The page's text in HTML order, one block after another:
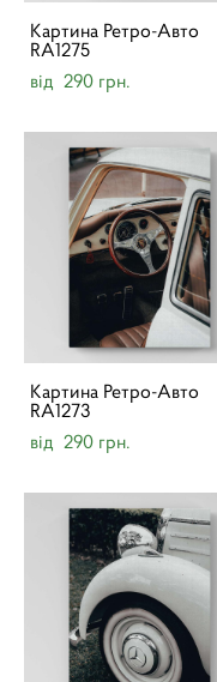
Картина Ретро-Авто
RA1275
від 290 грн.
Картина Ретро-Авто
RA1273
від 290 грн.